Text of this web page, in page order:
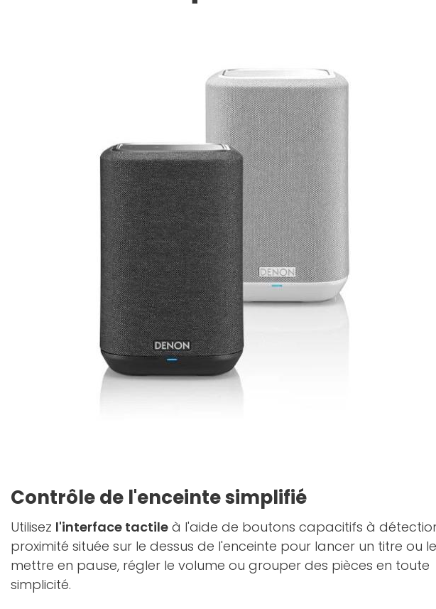
Contrôle de l'enceinte simplifié
Utilisez l'interface tactile à l'aide de boutons capacitifs à
proximité située sur le dessus de l'enceinte pour lancer un titre ou le
mettre en pause, régler le volume ou grouper des pièces en toute
simplicité.